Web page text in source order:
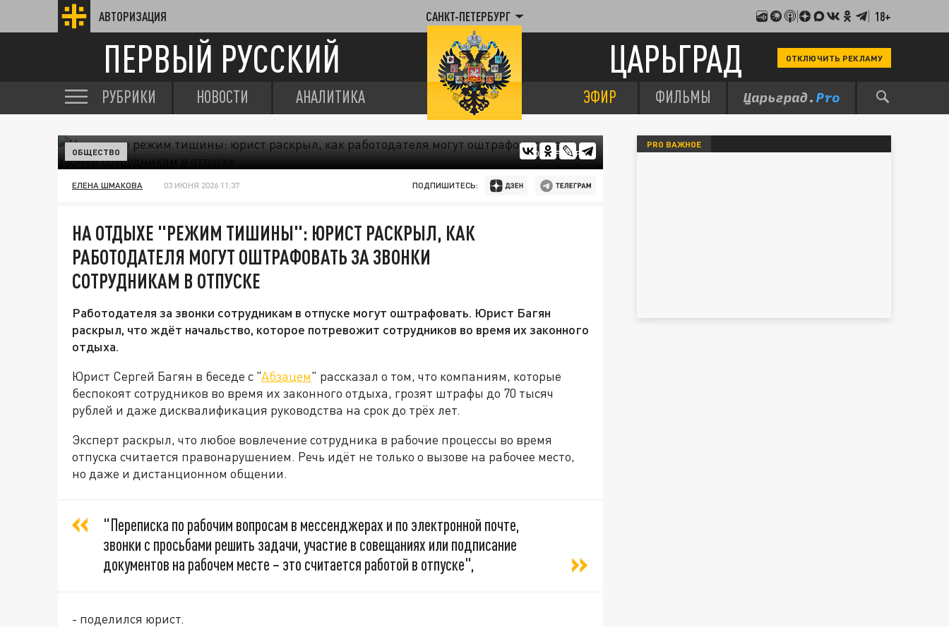
АВТОРИЗАЦИЯ САНКТ-ПЕТЕРБУРГ 18+
ПЕРВЫЙ РУССКИЙ ЦАРЬГРАД ОТКЛЮЧИТЬ РЕКЛАМУ
РУБРИКИ НОВОСТИ АНАЛИТИКА ЭФИР ФИЛЬМЫ
ФОТО: FREEPIK
ОБЩЕСТВО
ЕЛЕНА ШМАКОВА 03 ИЮНЯ 2026 11:37 ПОДПИШИТЕСЬ:
НА ОТДЫХЕ "РЕЖИМ ТИШИНЫ": ЮРИСТ РАСКРЫЛ, КАК
РАБОТОДАТЕЛЯ МОГУТ ОШТРАФОВАТЬ ЗА ЗВОНКИ
СОТРУДНИКАМ В ОТПУСКЕ
Работодателя за звонки сотрудникам в отпуске могут оштрафовать. Юрист Багян
раскрыл, что ждёт начальство, которое потревожит сотрудников во время их законного
отдыха.
Юрист Сергей Багян в беседе с "Абзацем" рассказал о том, что компаниям, которые
беспокоят сотрудников во время их законного отдыха, грозят штрафы до 70 тысяч
рублей и даже дисквалификация руководства на срок до трёх лет.
Эксперт раскрыл, что любое вовлечение сотрудника в рабочие процессы во время
отпуска считается правонарушением. Речь идёт не только о вызове на рабочее место,
но даже и дистанционном общении.
"Переписка по рабочим вопросам в мессенджерах и по электронной почте,
звонки с просьбами решить задачи, участие в совещаниях или подписание
документов на рабочем месте – это считается работой в отпуске",
- поделился юрист.
PRO ВАЖНОЕ